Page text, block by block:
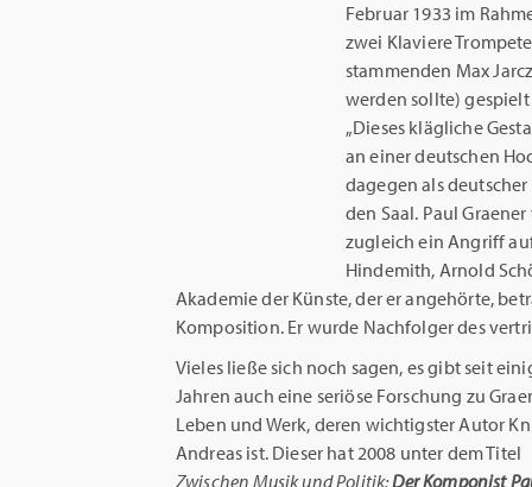
Februar 1933 im
zwei Klaviere
stammenden Max
werden sollte)
„Dieses klägliche
an einer deutschen
dagegen als
den Saal. Paul
zugleich ein Angriff
Hindemith, Arnold
Akademie der Künste, der er angehörte,
Komposition. Er wurde Nachfolger des
Vieles ließe sich noch sagen, es gibt seit
Jahren auch eine seriöse Forschung zu
Leben und Werk, deren wichtigster Autor
Andreas ist. Dieser hat 2008 unter dem Titel
Zwischen Musik und Politik:Der Komponist